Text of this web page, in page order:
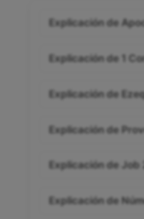
Explicación de
Explicación de 1
Explicación de
Explicación de
Explicación de Job
Explicación de